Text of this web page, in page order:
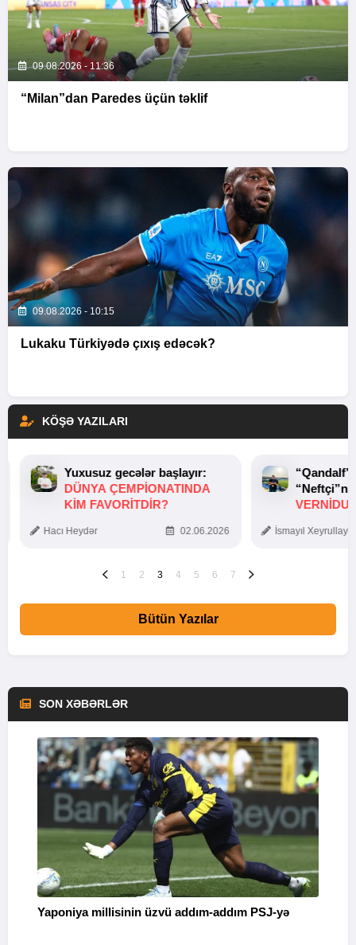
09.08.2026 - 11:36
“Milan”dan Paredes üçün təklif
09.08.2026 - 10:15
Lukaku Türkiyədə çıxış edəcək?
KÖŞƏ YAZILARI
Yuxusuz gecələr başlayır:
DÜNYA ÇEMPIONATINDA
KIM FAVORITDIR?
Hacı Heydər 02.06.2026 İsmayıl
1 2 3 4 5 6 7
Bütün Yazılar
SON XƏBƏRLƏR
Yaponiya millisinin üzvü addım-addım PSJ-yə